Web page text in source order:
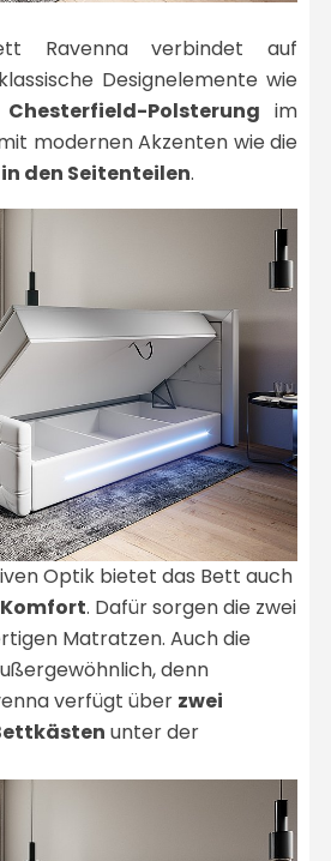
Ravenna verbindet auf
Designelemente wie
Polsterung im
modernen Akzenten wie die
den Seitenteilen.
Optik bietet das Bett auch
. Dafür sorgen die zwei
Matratzen. Auch die
denn
verfügt über zwei
unter der